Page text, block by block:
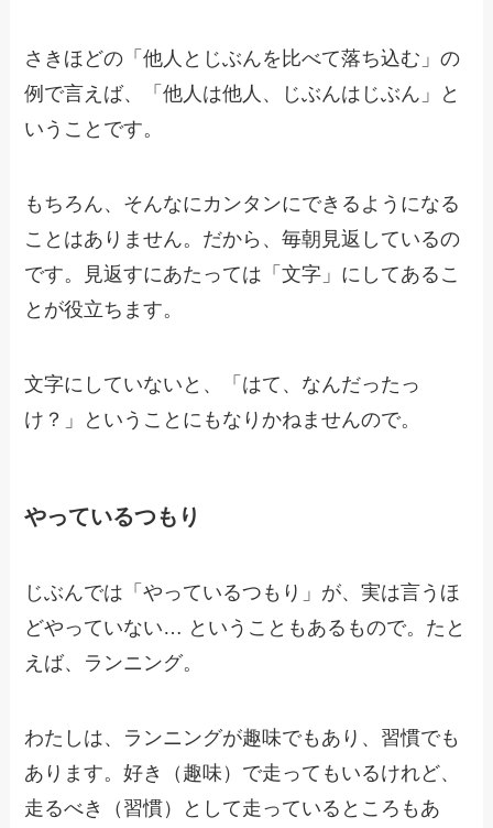
さきほどの「他人とじぶんを比べて落ち込む」の
例で言えば、「他人は他人、じぶんはじぶん」と
いうことです。
もちろん、そんなにカンタンにできるようになる
ことはありません。だから、毎朝見返しているの
です。見返すにあたっては「文字」にしてあるこ
とが役立ちます。
文字にしていないと、「はて、なんだったっ
け？」ということにもなりかねませんので。
やっているつもり
じぶんでは「やっているつもり」が、実は言うほ
どやっていない… ということもあるもので。たと
えば、ランニング。
わたしは、ランニングが趣味でもあり、習慣でも
あります。好き（趣味）で走ってもいるけれど、
走るべき（習慣）として走っているところもあ